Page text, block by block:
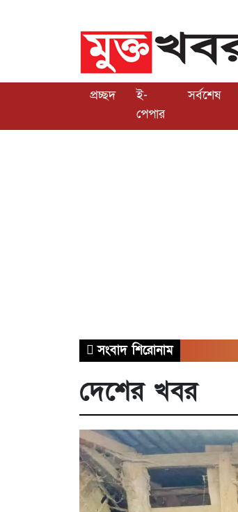
প্রচ্ছদ
ই-
পেপার
সর্বশেষ
সংবাদ শিরোনাম
দেশের খবর